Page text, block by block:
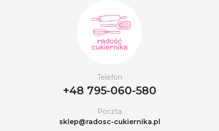
Telefon
+48 795-060-580
Poczta
sklep@radosc-cukiernika.pl